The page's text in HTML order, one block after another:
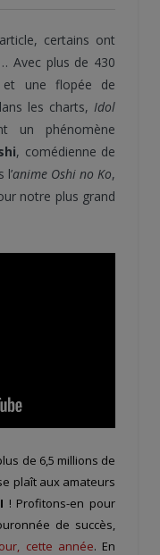
certains ont
Avec plus de 430
et une flopée de
les charts, Idol
un phénomène
, comédienne de
anime Oshi no Ko,
notre plus grand
de 6,5 millions de
plaît aux amateurs
! Profitons-en pour
de succès,
cette année. En